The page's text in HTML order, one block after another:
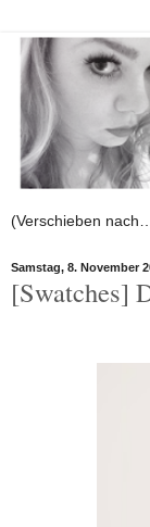
Samstag, 8. November
[Swatches]